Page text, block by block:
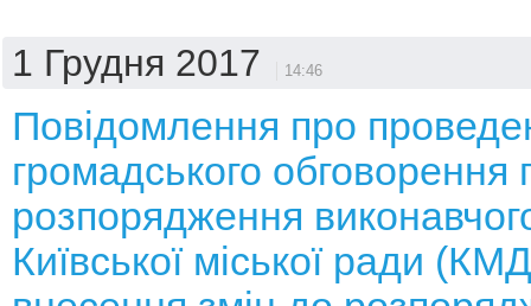
1 Грудня 2017 14:46
Повідомлення про
громадського обговорення
розпорядження
Київської міської ради